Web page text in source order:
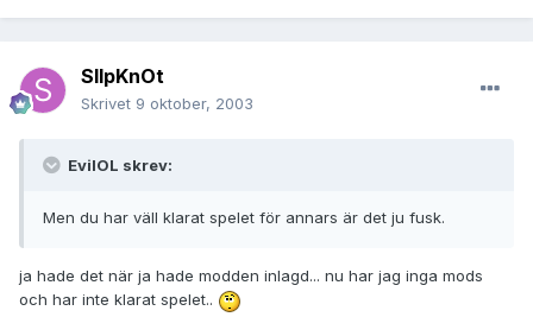
SlIpKnOt
Skrivet 9 oktober, 2003
EvilOL skrev:
Men du har väll klarat spelet för annars är det ju fusk.
ja hade det när ja hade modden inlagd... nu har jag inga mods
och har inte klarat spelet..